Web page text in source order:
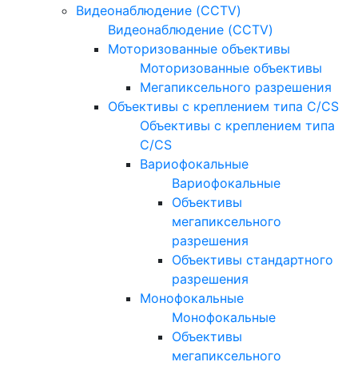
Видеонаблюдение (CCTV)
Видеонаблюдение (CCTV)
Моторизованные объективы
Моторизованные объективы
Мегапиксельного разрешения
Объективы с креплением типа C/CS
Объективы с креплением типа
C/CS
Вариофокальные
Вариофокальные
Объективы
мегапиксельного
разрешения
Объективы стандартного
разрешения
Монофокальные
Монофокальные
Объективы
мегапиксельного